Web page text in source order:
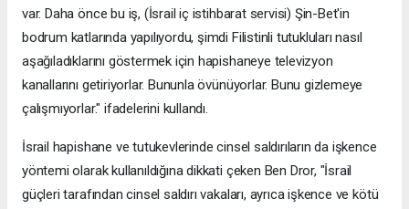
var. Daha önce bu iş, (İsrail iç istihbarat servisi) Şin-Bet'in
bodrum katlarında yapılıyordu, şimdi Filistinli tutukluları nasıl
aşağıladıklarını göstermek için hapishaneye televizyon
kanallarını getiriyorlar. Bununla övünüyorlar. Bunu gizlemeye
çalışmıyorlar." ifadelerini kullandı.
İsrail hapishane ve tutukevlerinde cinsel saldırıların da işkence
yöntemi olarak kullanıldığına dikkati çeken Ben Dror, "İsrail
güçleri tarafından cinsel saldırı vakaları, ayrıca işkence ve kötü